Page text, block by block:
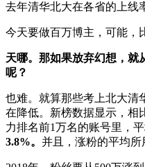
去年清华北大在各省的上线
今天要做百万博主，可能，
天哪。那如果放弃幻想，就
呢？
也难。就算那些考上北大清
在降低。新榜数据显示，相
力排名前1万名的账号里，
3.8%。 并且，涨粉的平均所